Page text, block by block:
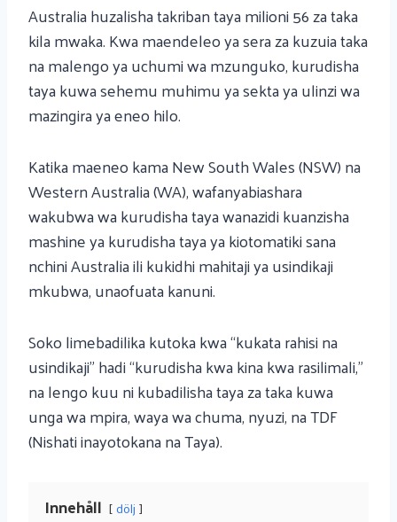
Australia huzalisha takriban taya milioni 56 za taka
kila mwaka. Kwa maendeleo ya sera za kuzuia taka
na malengo ya uchumi wa mzunguko, kurudisha
taya kuwa sehemu muhimu ya sekta ya ulinzi wa
mazingira ya eneo hilo.
Katika maeneo kama New South Wales (NSW) na
Western Australia (WA), wafanyabiashara
wakubwa wa kurudisha taya wanazidi kuanzisha
mashine ya kurudisha taya ya kiotomatiki sana
nchini Australia ili kukidhi mahitaji ya usindikaji
mkubwa, unaofuata kanuni.
Soko limebadilika kutoka kwa “kukata rahisi na
usindikaji” hadi “kurudisha kwa kina kwa rasilimali,”
na lengo kuu ni kubadilisha taya za taka kuwa
unga wa mpira, waya wa chuma, nyuzi, na TDF
(Nishati inayotokana na Taya).
Innehåll dölj